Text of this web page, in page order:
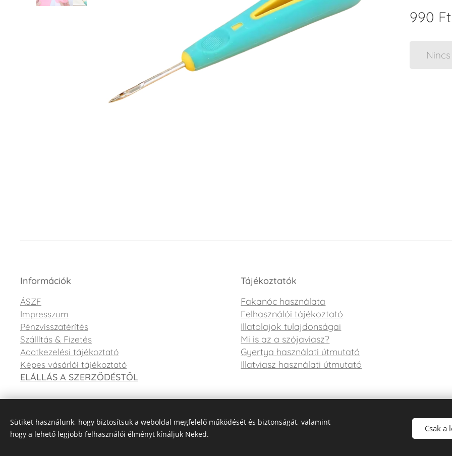
990 Ft
Információk
ÁSZF
Impresszum
Pénzvisszatérítés
Szállítás & Fizetés
Adatkezelési tájékoztató
Képes vásárlói tájékoztató
ELÁLLÁS A SZERZŐDÉSTŐL
Tájékoztatók
Fakanóc használata
Felhasználói tájékoztató
Illatolajok tulajdonságai
Mi is az a szójaviasz?
Gyertya használati útmutató
Illatviasz használati útmutató
Sütiket használunk, hogy biztosítsuk a weboldal megfelelő működését és biztonságát, valamint
hogy a lehető legjobb felhasználói élményt kínáljuk Neked.
Csak a